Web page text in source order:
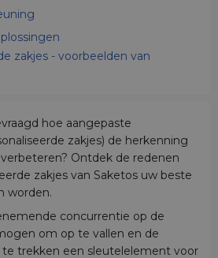
zakjes - voorbeelden van
hoe aangepaste
zakjes) de herkenning
Ontdek de redenen
zakjes van Saketos uw beste
worden.
concurrentie op de
om op te vallen en de
te trekken een sleutelelement voor